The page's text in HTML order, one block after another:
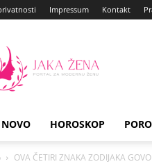
Impressum Kontakt
Zena
NOVO HOROSKOP
OVA ČETIRI ZNAKA ZODIJAKA